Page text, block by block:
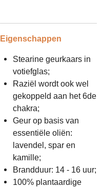
Eigenschappen
Stearine geurkaars in
votiefglas;
Raziël wordt ook wel
gekoppeld aan het 6de
chakra;
Geur op basis van
essentiële oliën:
lavendel, spar en
kamille;
Brandduur: 14 - 16 uur;
100% plantaardige